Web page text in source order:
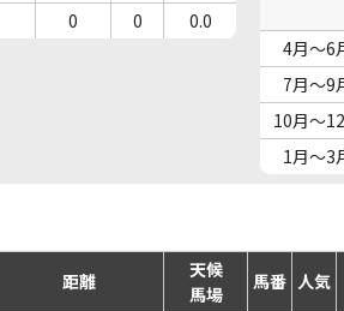
0 0 0.0
4月～6
7月～9
10月～
1月～3
距離
天候
馬場
馬番 人気